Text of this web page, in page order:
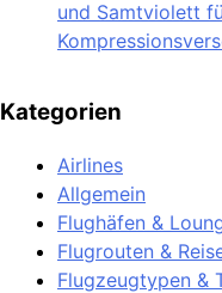
und Samtviolett
Kategorien
Airlines
Allgemein
Flughäfen &
Flugrouten &
Flugzeugtypen &